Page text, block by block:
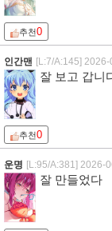
추천0
인간맨 [L:7/A:145] 2026-
잘 보고 갑니
추천0
운명 [L:95/A:381] 2026-
잘 만들었다